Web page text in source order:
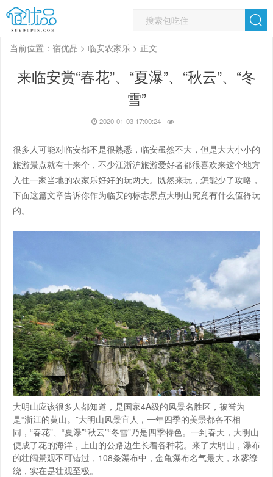
当前位置： 宿优品 > 临安农家乐 > 正文
来临安赏“春花”、“夏瀑”、“秋云”、“冬
雪”
2020-01-03 17:00:24
很多人可能对临安都不是很熟悉，临安虽然不大，但是大大小小的
旅游景点就有十来个，不少江浙沪旅游爱好者都很喜欢来这个地方
入住一家当地的农家乐好好的玩两天。既然来玩，怎能少了攻略，
下面这篇文章告诉你作为临安的标志景点大明山究竟有什么值得玩
的。
大明山应该很多人都知道，是国家4A级的风景名胜区，被誉为
是“浙江的黄山。”大明山风景宜人，一年四季的美景都各不相
同，“春花”、“夏瀑”“秋云”“冬雪”乃是四季特色。一到春天，大明山
便成了花的海洋，上山的公路边生长着各种花。来了大明山，瀑布
的壮阔景观不可错过，108条瀑布中，金龟瀑布名气最大，水雾缭
绕，实在是壮观至极。